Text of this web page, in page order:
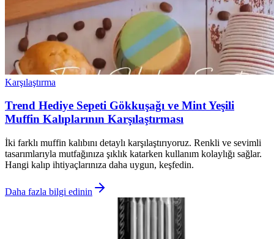
Karşılaştırma
Trend Hediye Sepeti Gökkuşağı ve Mint Yeşili
Muffin Kalıplarının Karşılaştırması
İki farklı muffin kalıbını detaylı karşılaştırıyoruz. Renkli ve sevimli
tasarımlarıyla mutfağınıza şıklık katarken kullanım kolaylığı sağlar.
Hangi kalıp ihtiyaçlarınıza daha uygun, keşfedin.
Daha fazla bilgi edinin